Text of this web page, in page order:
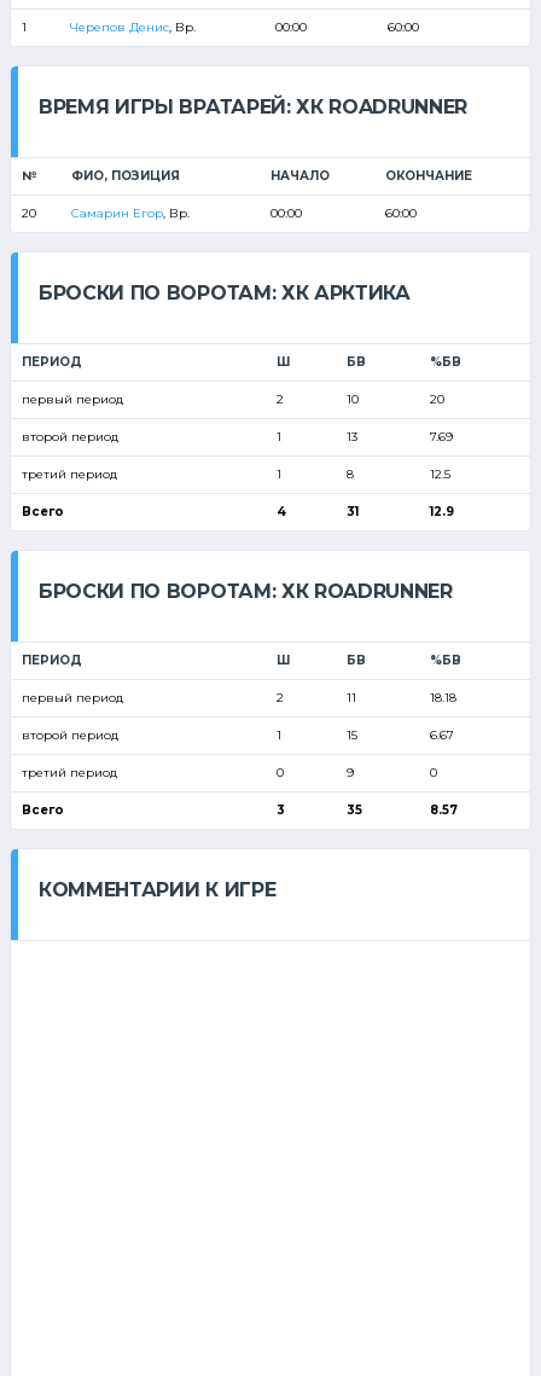
1 Черепов Денис, Вр. 00:00 60:00
ВРЕМЯ ИГРЫ ВРАТАРЕЙ: ХК ROADRUNNER
№ ФИО, ПОЗИЦИЯ НАЧАЛО ОКОНЧАНИЕ
20 Самарин Егор, Вр. 00:00 60:00
БРОСКИ ПО ВОРОТАМ: ХК АРКТИКА
ПЕРИОД Ш БВ %БВ
первый период 2 10 20
второй период 1 13 7.69
третий период 1 8 12.5
Всего 4 31 12.9
БРОСКИ ПО ВОРОТАМ: ХК ROADRUNNER
ПЕРИОД Ш БВ %БВ
первый период 2 11 18.18
второй период 1 15 6.67
третий период 0 9 0
Всего 3 35 8.57
КОММЕНТАРИИ К ИГРЕ